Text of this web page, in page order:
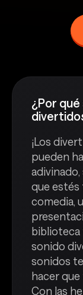
¿Por
¡Los
pueden
adivinado,
que estés
comedia,
sonido
sonidos
hacer que
Con las